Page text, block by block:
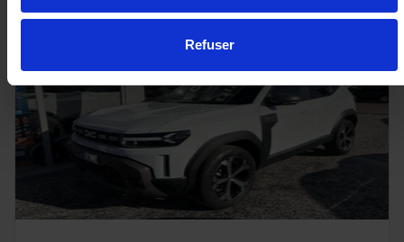
Refuser